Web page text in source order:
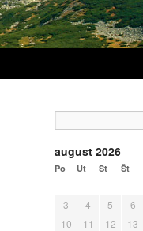
august 2026
Po Ut St Št
3
4 5 6
10
11 12 13